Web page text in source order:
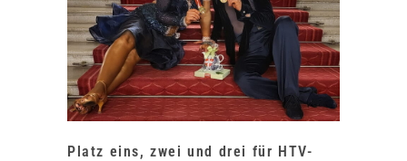
Platz eins, zwei und drei für HTV-